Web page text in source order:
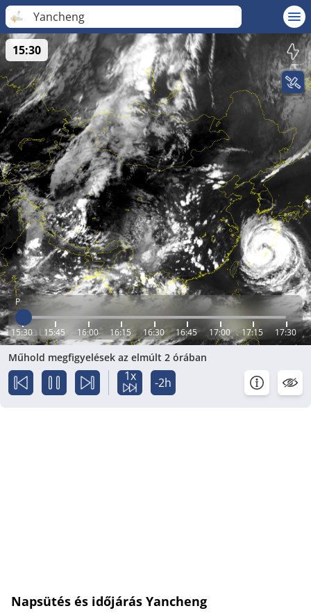
Yancheng
P
15:30 15:45 16:00 16:15 16:30 16:45 17:00 17:15 17:30
15:30
Műhold megfigyelések az elmúlt 2 órában
1x -2h
Napsütés és időjárás Yancheng